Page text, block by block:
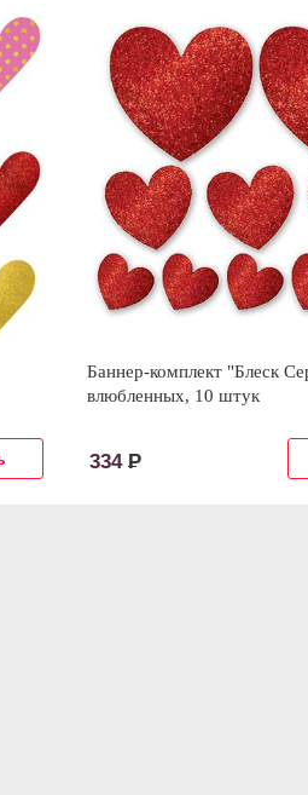
Баннер-комплект "Блеск
влюбленных, 10 штук
334 Р